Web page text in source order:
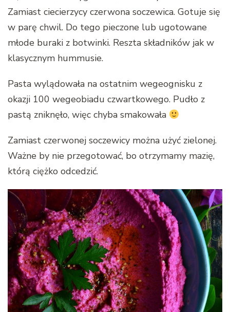
Zamiast ciecierzycy czerwona soczewica. Gotuje się
w parę chwil. Do tego pieczone lub ugotowane
młode buraki z botwinki. Reszta składników jak w
klasycznym hummusie.
Pasta wylądowała na ostatnim wegeognisku z
okazji 100 wegeobiadu czwartkowego. Pudło z
pastą zniknęło, więc chyba smakowała
Zamiast czerwonej soczewicy można użyć zielonej.
Ważne by nie przegotować, bo otrzymamy mazię,
którą ciężko odcedzić.